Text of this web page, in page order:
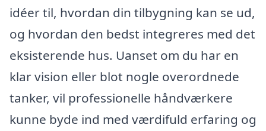
idéer til, hvordan din tilbygning kan se ud,
og hvordan den bedst integreres med det
eksisterende hus. Uanset om du har en
klar vision eller blot nogle overordnede
tanker, vil professionelle håndværkere
kunne byde ind med værdifuld erfaring og